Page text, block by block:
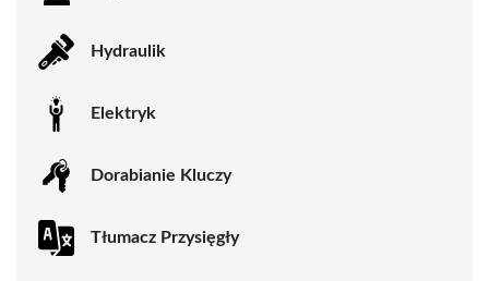
Hydraulik
Elektryk
Dorabianie Kluczy
Tłumacz Przysięgły